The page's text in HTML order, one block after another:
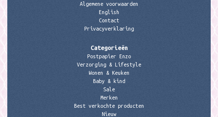
Algemene voorwaarden
English
Contact
Privacyverklaring
Categorieën
Postpapier Enzo
Verzorging & Lifestyle
Wonen & Keuken
Baby & kind
Sale
Merken
Best verkochte producten
Nieuw